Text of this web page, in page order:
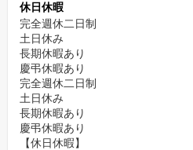
休日休暇
完全週休二日制
土日休み
長期休暇あり
慶弔休暇あり
完全週休二日制
土日休み
長期休暇あり
慶弔休暇あり
【休日休暇】